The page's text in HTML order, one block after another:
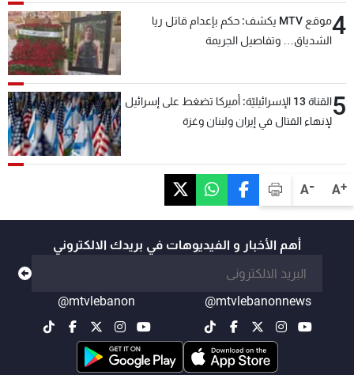
A+
A-
4
موقع MTV يكشف: حكم بإعدام قاتل ريا
الشدياق… وتفاصيل الجريمة
5
القناة 13 الإسرائيليّة: أميركا تضغط على إسرائيل
لإنهاء القتال في إيران ولبنان وغزة
أهم الأخبار و الفيديوهات في بريدك الالكتروني
@mtvlebanonnews
@mtvlebanon